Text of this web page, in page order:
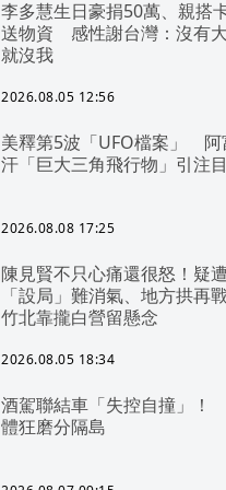
李多慧生日豪捐50萬、親搭
送物資 感性謝台灣：沒有
就沒我
2026.08.05 12:56
美釋第5波「UFO檔案」 阿
汗「巨大三角飛行物」引注目
2026.08.08 17:25
陳見賢不只心痛還很怒！疑遭
「設局」難消氣、地方拱再
竹北靠攏白營留懸念
2026.08.05 18:34
酒駕聯結車「失控自撞」
體狂磨分隔島